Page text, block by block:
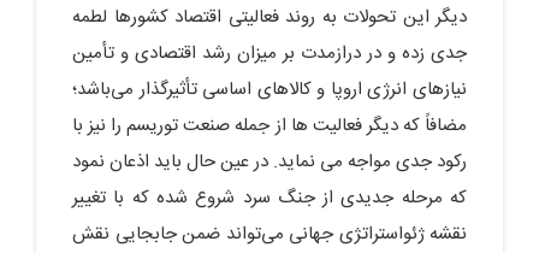
دیگر این تحولات به روند فعالیتی اقتصاد کشورها لطمه
جدی زده و در درازمدت بر میزان رشد اقتصادی و تأمین
نیازهای انرژی اروپا و کالاهای اساسی تأثیرگذار می‌باشد؛
مضافاً که دیگر فعالیت ها از جمله صنعت توریسم را نیز با
رکود جدی مواجه می نماید. در عین حال باید اذعان نمود
که مرحله جدیدی از جنگ سرد شروع شده که با تغییر
نقشه ژئواستراتژی جهانی می‌تواند ضمن جابجایی نقش